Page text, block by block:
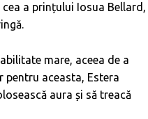
a prințului Iosua Bellard,
mare, aceea de a
pentru aceasta, Estera
aura și să treacă